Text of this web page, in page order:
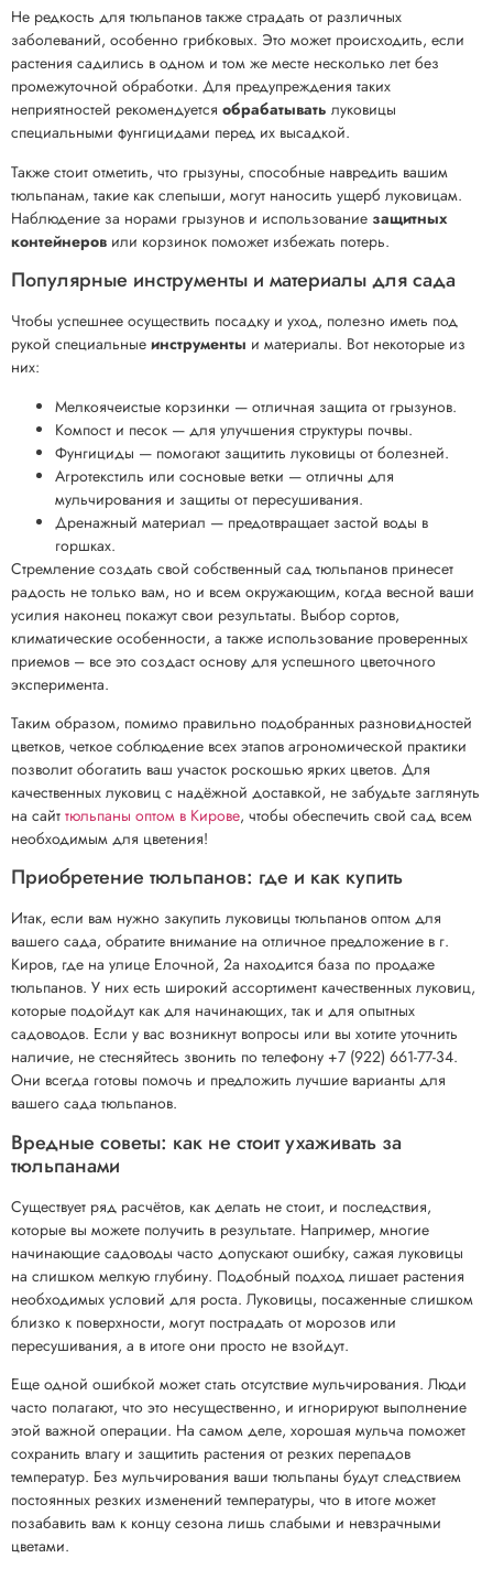
Не редкость для тюльпанов также страдать от различных
заболеваний, особенно грибковых. Это может происходить, если
растения садились в одном и том же месте несколько лет без
промежуточной обработки. Для предупреждения таких
неприятностей рекомендуется обрабатывать луковицы
специальными фунгицидами перед их высадкой.
Также стоит отметить, что грызуны, способные навредить вашим
тюльпанам, такие как слепыши, могут наносить ущерб луковицам.
Наблюдение за норами грызунов и использование защитных
контейнеров или корзинок поможет избежать потерь.
Популярные инструменты и материалы для сада
Чтобы успешнее осуществить посадку и уход, полезно иметь под
рукой специальные инструменты и материалы. Вот некоторые из
них:
Мелкоячеистые корзинки — отличная защита от грызунов.
Компост и песок — для улучшения структуры почвы.
Фунгициды — помогают защитить луковицы от болезней.
Агротекстиль или сосновые ветки — отличны для
мульчирования и защиты от пересушивания.
Дренажный материал — предотвращает застой воды в
горшках.
Стремление создать свой собственный сад тюльпанов принесет
радость не только вам, но и всем окружающим, когда весной ваши
усилия наконец покажут свои результаты. Выбор сортов,
климатические особенности, а также использование проверенных
приемов – все это создаст основу для успешного цветочного
эксперимента.
Таким образом, помимо правильно подобранных разновидностей
цветков, четкое соблюдение всех этапов агрономической практики
позволит обогатить ваш участок роскошью ярких цветов. Для
качественных луковиц с надёжной доставкой, не забудьте заглянуть
на сайт тюльпаны оптом в Кирове, чтобы обеспечить свой сад всем
необходимым для цветения!
Приобретение тюльпанов: где и как купить
Итак, если вам нужно закупить луковицы тюльпанов оптом для
вашего сада, обратите внимание на отличное предложение в г.
Киров, где на улице Елочной, 2а находится база по продаже
тюльпанов. У них есть широкий ассортимент качественных луковиц,
которые подойдут как для начинающих, так и для опытных
садоводов. Если у вас возникнут вопросы или вы хотите уточнить
наличие, не стесняйтесь звонить по телефону +7 (922) 661-77-34.
Они всегда готовы помочь и предложить лучшие варианты для
вашего сада тюльпанов.
Вредные советы: как не стоит ухаживать за
тюльпанами
Существует ряд расчётов, как делать не стоит, и последствия,
которые вы можете получить в результате. Например, многие
начинающие садоводы часто допускают ошибку, сажая луковицы
на слишком мелкую глубину. Подобный подход лишает растения
необходимых условий для роста. Луковицы, посаженные слишком
близко к поверхности, могут пострадать от морозов или
пересушивания, а в итоге они просто не взойдут.
Еще одной ошибкой может стать отсутствие мульчирования. Люди
часто полагают, что это несущественно, и игнорируют выполнение
этой важной операции. На самом деле, хорошая мульча поможет
сохранить влагу и защитить растения от резких перепадов
температур. Без мульчирования ваши тюльпаны будут следствием
постоянных резких изменений температуры, что в итоге может
позабавить вам к концу сезона лишь слабыми и невзрачными
цветами.